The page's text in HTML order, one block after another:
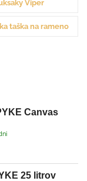
Viper
taška na rameno
Canvas
25 litrov